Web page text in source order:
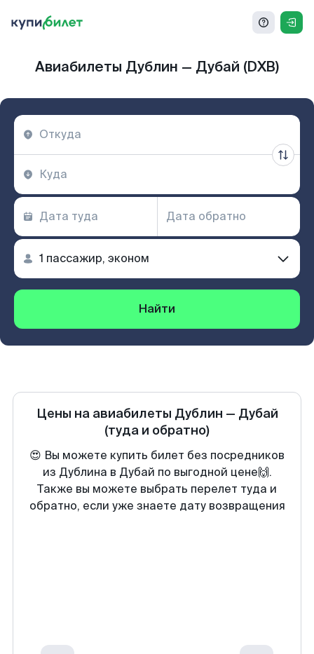
Авиабилеты Дублин — Дубай (DXB)
Найти
Цены на авиабилеты Дублин — Дубай
(туда и обратно)
😍 Вы можете купить билет без посредников
из Дублина в Дубай по выгодной цене🙌.
Также вы можете выбрать перелет туда и
обратно, если уже знаете дату возвращения